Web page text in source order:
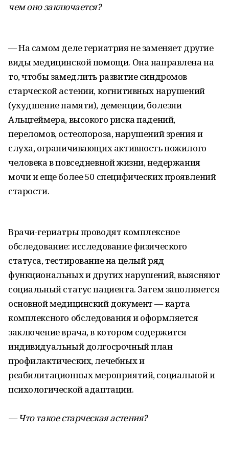
чем оно заключается?
— На самом деле гериатрия не заменяет другие
виды медицинской помощи. Она направлена на
то, чтобы замедлить развитие синдромов
старческой астении, когнитивных нарушений
(ухудшение памяти), деменции, болезни
Альцгеймера, высокого риска падений,
переломов, остеопороза, нарушений зрения и
слуха, ограничивающих активность пожилого
человека в повседневной жизни, недержания
мочи и еще более 50 специфических проявлений
старости.
Врачи-гериатры проводят комплексное
обследование: исследование физического
статуса, тестирование на целый ряд
функциональных и других нарушений, выясняют
социальный статус пациента. Затем заполняется
основной медицинский документ — карта
комплексного обследования и оформляется
заключение врача, в котором содержится
индивидуальный долгосрочный план
профилактических, лечебных и
реабилитационных мероприятий, социальной и
психологической адаптации.
— Что такое старческая астения?